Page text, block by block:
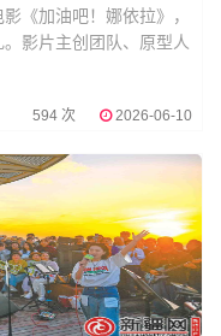
《加油吧！娜依拉》，
影片主创团队、原型人
594 次 2026-06-10